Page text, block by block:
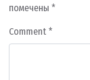
помечены *
Comment *